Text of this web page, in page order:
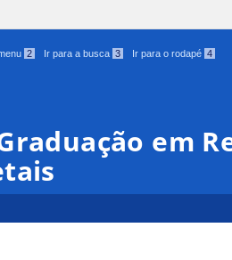
2 Ir para a busca 3 Ir para o rodapé 4
em